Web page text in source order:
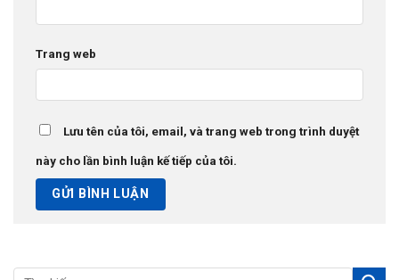
Trang web
Lưu tên của tôi, email, và trang web trong trình duyệt
này cho lần bình luận kế tiếp của tôi.